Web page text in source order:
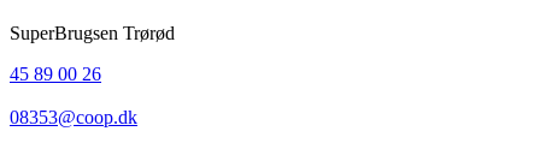
SuperBrugsen Trørød
45 89 00 26
08353@coop.dk